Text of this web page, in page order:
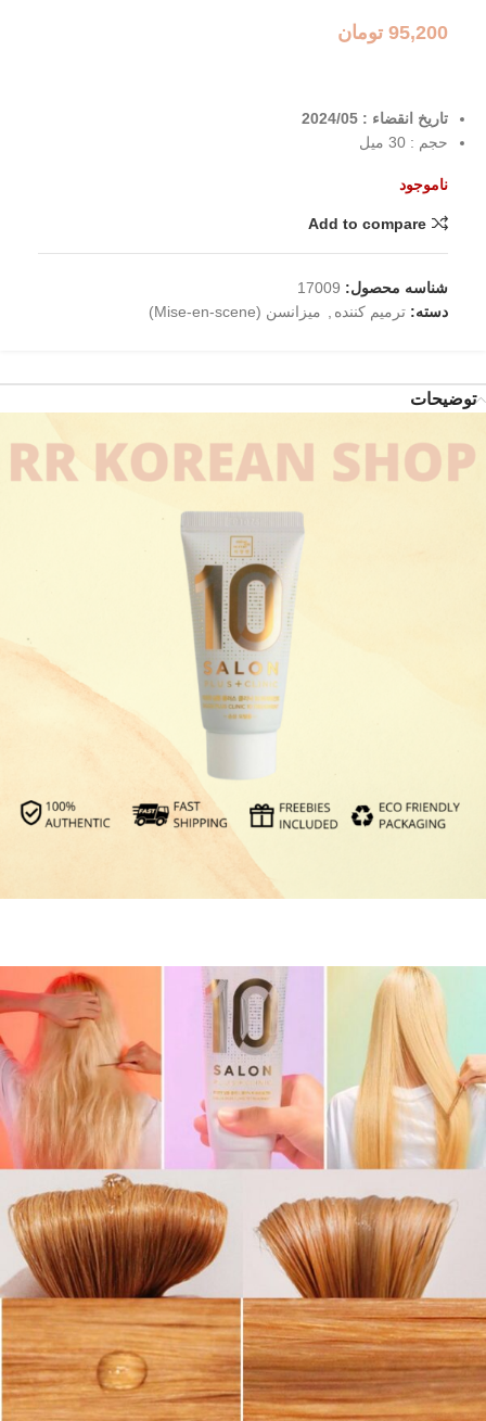
95,200 تومان
تاریخ انقضاء : 2024/05
حجم : 30 میل
ناموجود
Add to compare
شناسه محصول: 17009
دسته: ترمیم کننده میزانسن (Mise-en-scene)
توضیحات